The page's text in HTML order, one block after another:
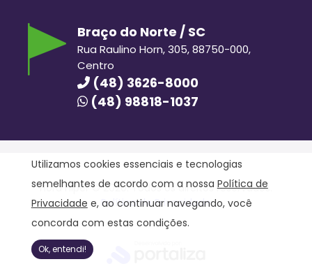
Braço do Norte / SC
Rua Raulino Horn, 305, 88750-000,
Centro
(48) 3626-8000
(48) 98818-1037
Hora Hiper © 2020. Todos os direitos reservados.
Política de Privacidade
Utilizamos cookies essenciais e tecnologias
semelhantes de acordo com a nossa Política de
Privacidade e, ao continuar navegando, você
concorda com estas condições.
Ok, entendi!